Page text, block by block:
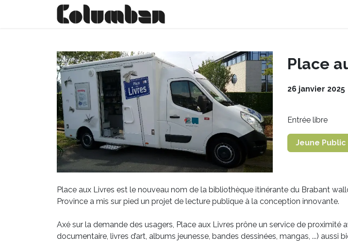
Se rendre au contenu
Place
26 janvier 2025
Entrée libre
Jeune Public
Place aux Livres est le nouveau nom de la bibliothèque itinérante du Brabant
Province a mis sur pied un projet de lecture publique à la conception innovante.
Axé sur la demande des usagers, Place aux Livres prône un service de proximité
documentaire, livres d’art, albums jeunesse, bandes dessinées, mangas, ...) aussi